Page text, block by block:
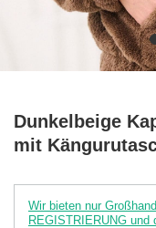
Dunkelbeige
mit
Wir bieten nur
REGISTRIERUNG und